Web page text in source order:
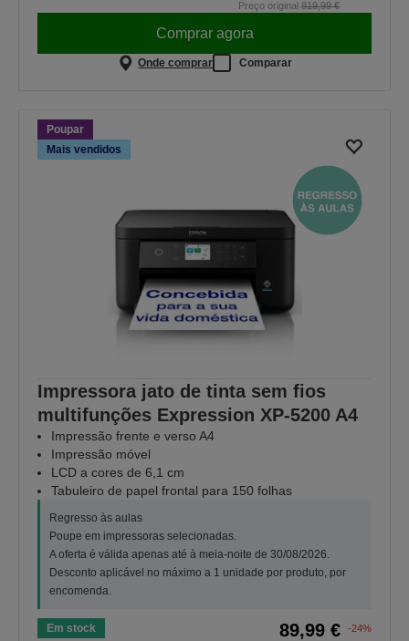
Preço original 819,99 €
Comprar agora
Onde comprar Comparar
Poupar
Mais vendidos
Impressora jato de tinta sem fios
multifunções Expression XP-5200 A4
Impressão frente e verso A4
Impressão móvel
LCD a cores de 6,1 cm
Tabuleiro de papel frontal para 150 folhas
Regresso às aulas
Poupe em impressoras selecionadas.
A oferta é válida apenas até à meia-noite de 30/08/2026.
Desconto aplicável no máximo a 1 unidade por produto, por
encomenda.
Em stock 89,99 €
-24%